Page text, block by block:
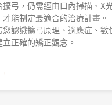
擴弓，仍需經由口內掃描、X
才能制定最適合的治療計畫。
您認識擴弓原理、適應症、數
立正確的矯正觀念。
→